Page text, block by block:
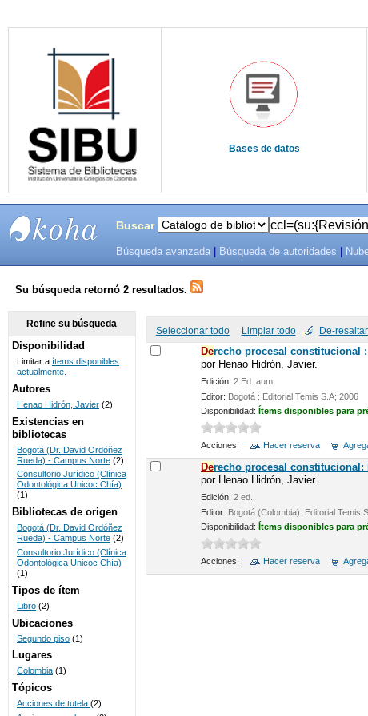
Bases de datos
SISTEMAS
DE
BIBLIOTECAS
UNICOC
Buscar
Búsqueda avanzada Búsqueda de autoridades
Su búsqueda retornó 2 resultados.
Seleccionar todo Limpiar todo De-resaltar
Derecho procesal constitucional
por Henao Hidrón, Javier.
Edición: 2 Ed. aum.
Editor: Bogotá : Editorial Temis S.A; 2006
Disponibilidad: Ítems disponibles para
Acciones: Hacer reserva
Derecho procesal constitucional:
por Henao Hidrón, Javier.
Edición: 2 ed.
Editor: Bogotá (Colombia): Editorial Temis
Disponibilidad: Ítems disponibles para
Acciones: Hacer reserva
Refine su búsqueda
Disponibilidad
Limitar a ítems disponibles
actualmente.
Autores
Henao Hidrón, Javier (2)
Existencias en
bibliotecas
Bogotá (Dr. David Ordóñez
Rueda) - Campus Norte (2)
Consultorio Jurídico (Clínica
Odontológica Unicoc Chía)
(1)
Bibliotecas de origen
Bogotá (Dr. David Ordóñez
Rueda) - Campus Norte (2)
Consultorio Jurídico (Clínica
Odontológica Unicoc Chía)
(1)
Tipos de ítem
Libro (2)
Ubicaciones
Segundo piso (1)
Lugares
Colombia (1)
Tópicos
Acciones de tutela (2)